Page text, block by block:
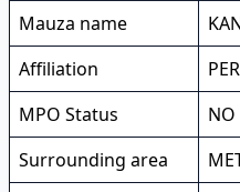
Mauza name
Affiliation
MPO Status
NO
Surrounding area